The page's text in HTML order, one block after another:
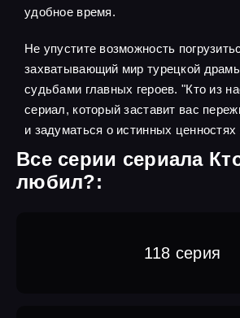
удобное время.
Не упустите возможность
захватывающий мир турецкой
судьбами главных героев. "Кто из
сериал, который заставит вас
и задуматься о истинных ценностях
Все серии сериала
любил?:
118 серия